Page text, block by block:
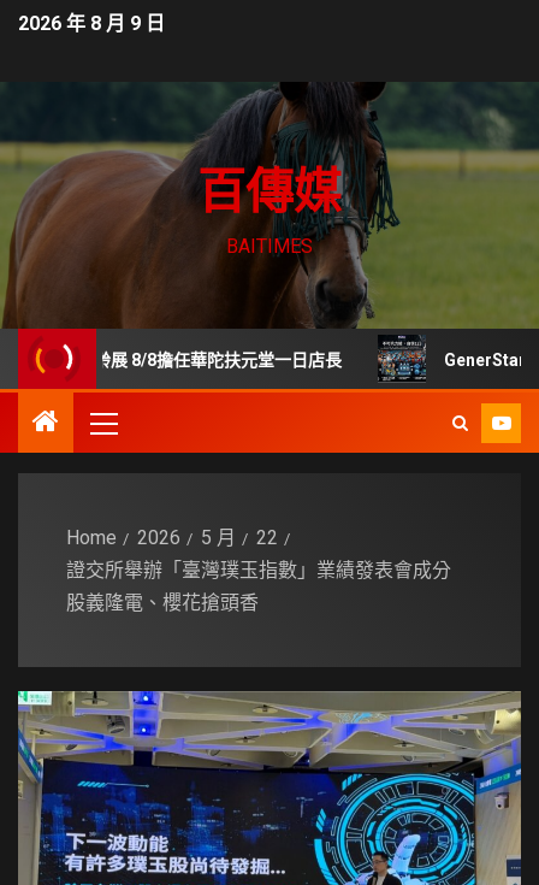
2026 年 8 月 9 日
百傳媒
BAITIMES
樂齡展 8/8擔任華陀扶元堂一日店長 GenerStand 擬推「
Home 2026 5 月
22
證交所舉辦「臺灣璞玉指數」業績發表會成分
股義隆電、櫻花搶頭香